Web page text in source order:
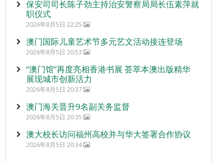
保安司司长陈子劲主持治安警察局局长伍素萍就
职仪式
2026年8月5日 22:25
澳门国际儿童艺术节多元艺文活动接连登场
2026年8月5日 20:53
“澳门馆”再度亮相香港书展 荟萃本澳出版精华
展现城市创新活力
2026年8月5日 20:37
澳门海关晋升9名副关务监督
2026年8月5日 20:35
澳大校长访问福州高校并与华大签署合作协议
2026年8月5日 20:34